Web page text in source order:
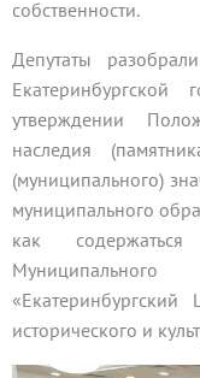
собственности.
Депутаты
утверждении
наследия
(муниципального)
муниципального
как
исторического и